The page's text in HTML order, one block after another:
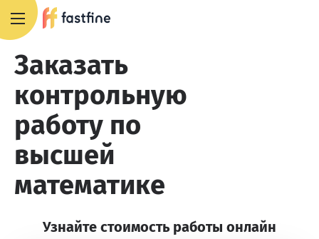
Заказать
контрольную
работу по
высшей
математике
Узнайте стоимость работы онлайн